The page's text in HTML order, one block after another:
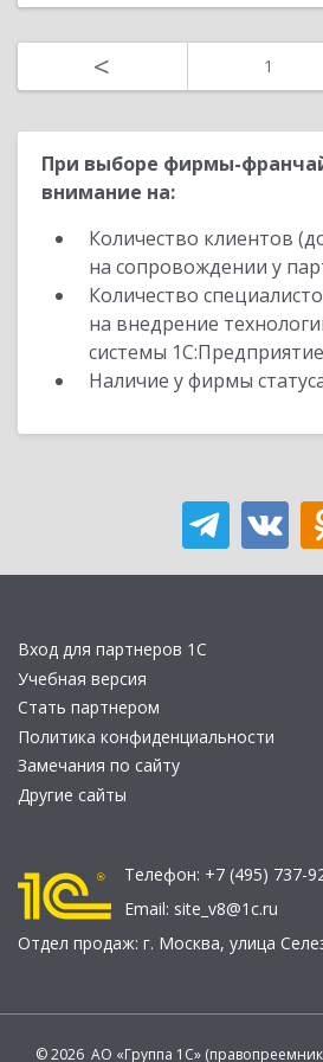
< 1
При выборе фирмы-
внимание на:
Количество клиентов
на сопровождении у
Количество
на внедрение
системы
Наличие у фирмы
Вход для партнеров 1С
Учебная версия
Стать партнером
Политика конфиденциальности
Замечания по сайту
Другие сайты
Телефон: +7 (495) 737-
Email: site_v8@1c.ru
Отдел продаж: г. Москва, улица
© 2026 АО «Группа 1С» (правопреемник